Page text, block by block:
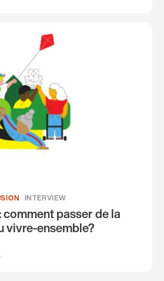
INTERVIEW
passer de la
vivre-ensemble?